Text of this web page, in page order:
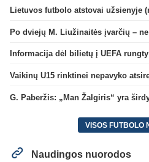
Lietuvos futbolo atstovai užsienyje
Informacija dėl bilietų į UEFA
Vaikinų U15 rinktinei nepavyko
G. Paberžis: „Man Žalgiris“ yra
VISOS FUTBOLO
Naudingos nuorodos